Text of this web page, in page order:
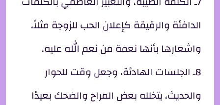
الدافئة والرقيقة كإعلان الحب للزوجة مثلاً،
واشعارها بأنها نعمة من نعم الله عليه.
8ـ الجلسات الهادئة، وجعل وقت للحوار
والحديث، يتخلله بعض المراح والضحك بعيدًا